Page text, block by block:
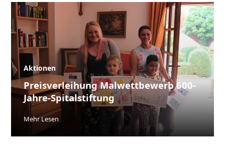
Aktionen
Preisverleihung Malwettbewerb 600-
Jahre-Spitalstiftung
Mehr Lesen